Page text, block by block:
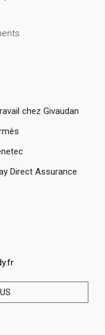
chez Givaudan
Direct Assurance